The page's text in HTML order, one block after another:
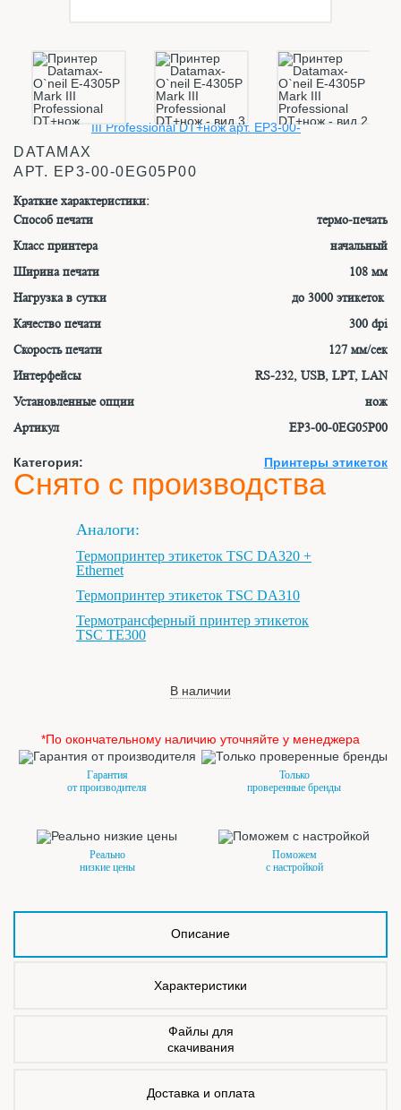
DATAMAX
АРТ. EP3-00-0EG05P00
Краткие характеристики:
Способ печати
термо-печать
Класс принтера
начальный
Ширина печати
108 мм
Нагрузка в сутки
до 3000 этикеток
Качество печати
300 dpi
Скорость печати
127 мм/сек
Интерфейсы
RS-232, USB, LPT, LAN
Установленные опции
нож
Артикул
EP3-00-0EG05P00
Категория: Принтеры этикеток
Снято с производства
Аналоги:
Термопринтер этикеток TSC DA320 +
Ethernet
Термопринтер этикеток TSC DA310
Термотрансферный принтер этикеток
TSC TE300
В наличии
*По окончательному наличию уточняйте у менеджера
Гарантия
от производителя
Только
проверенные бренды
Реально
низкие цены
Поможем
с настройкой
Описание
Характеристики
Файлы для
скачивания
Доставка и оплата